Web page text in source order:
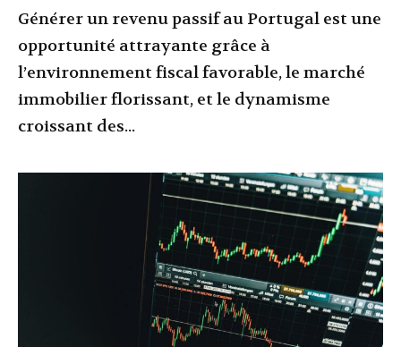
Générer un revenu passif au Portugal est une
opportunité attrayante grâce à
l’environnement fiscal favorable, le marché
immobilier florissant, et le dynamisme
croissant des...